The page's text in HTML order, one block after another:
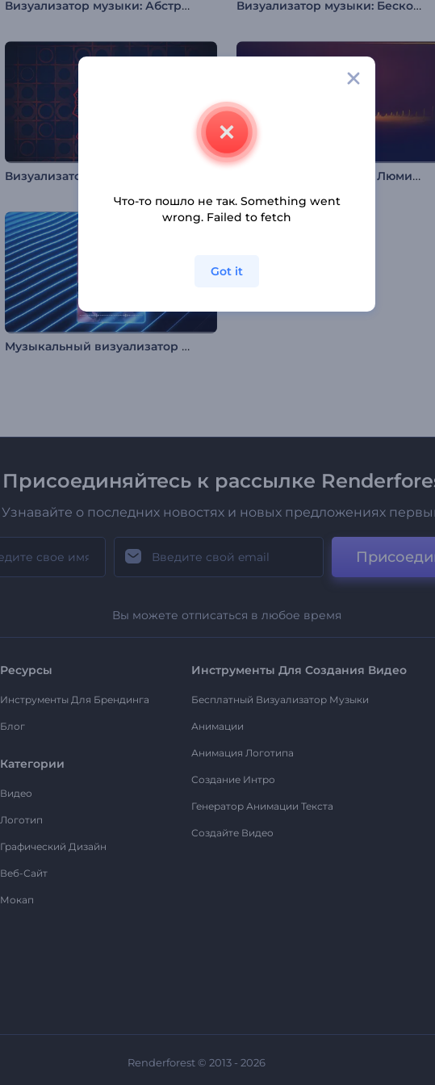
Визуализатор музыки: Абстрактный выброс Визуализатор музыки: Бесконечная Вселенная
Визуализатор музыки: Люминанс
Музыкальный визуализатор "Неоновые линии"
Присоединяйтесь к рассылке
Узнавайте о последних новостях и новых предложениях
Вы можете отписаться в любое время
Ресурсы
Инструменты Для Брендинга
Блог
Категории
Видео
Логотип
Графический Дизайн
Веб-Сайт
Мокап
Инструменты Для Создания Видео
Бесплатный Визуализатор Музыки
Анимации
Анимация Логотипа
Создание Интро
Генератор Анимации Текста
Создайте Видео
Renderforest © 2013 - 2026
Что-то пошло не так. Something went
wrong. Failed to fetch
Got it